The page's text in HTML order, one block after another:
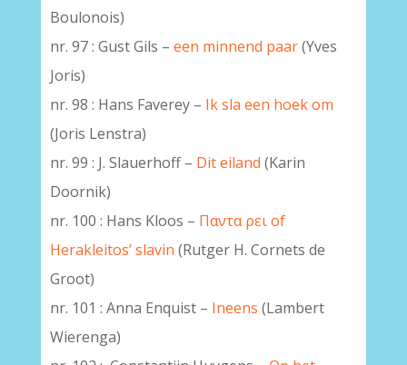
Boulonois)
nr. 97 : Gust Gils – een minnend paar(Yves
Joris)
nr. 98 : Hans Faverey – Ik sla een hoek om
(Joris Lenstra)
nr. 99 : J. Slauerhoff – Dit eiland (Karin
Doornik)
nr. 100 : Hans Kloos – Παντα ρει of
Herakleitos’ slavin (Rutger H. Cornets de
Groot)
nr. 101 : Anna Enquist – Ineens (Lambert
Wierenga)